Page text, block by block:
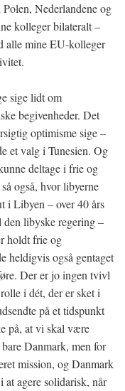
Nederlandene og
kolleger bilateralt –
alle mine EU-kolleger
sige lidt om
begivenheder. Det
optimisme sige –
et valg i Tunesien. Og
deltage i frie og
også, hvor libyerne
i Libyen – over 40 års
libyske regering –
holdt frie og
heldigvis også gentaget
Der er jo ingen tvivl
i dét, der er sket i
på et tidspunkt
på, at vi skal være
Danmark, men for
mission, og Danmark
agere solidarisk, når